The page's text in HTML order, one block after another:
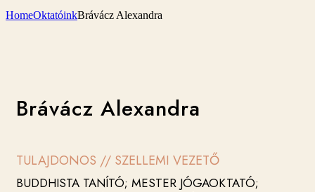
HomeOktatóinkBrávácz Alexandra
Brávácz Alexandra
TULAJDONOS // SZELLEMI VEZETŐ
BUDDHISTA TANÍTÓ; MESTER JÓGAOKTATÓ;